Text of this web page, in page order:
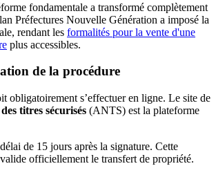
fondamentale a transformé complètement
Préfectures Nouvelle Génération a imposé la
rendant les formalités pour la vente d'une
plus accessibles.
de la procédure
obligatoirement s’effectuer en ligne. Le site de
titres sécurisés (ANTS) est la plateforme
de 15 jours après la signature. Cette
officiellement le transfert de propriété.